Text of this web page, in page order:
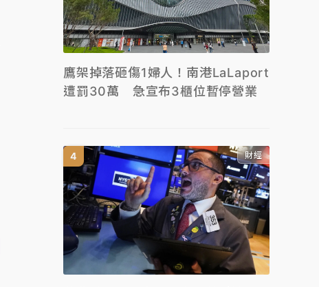
鷹架掉落砸傷1婦人！南港LaLaport
遭罰30萬 急宣布3櫃位暫停營業
財經